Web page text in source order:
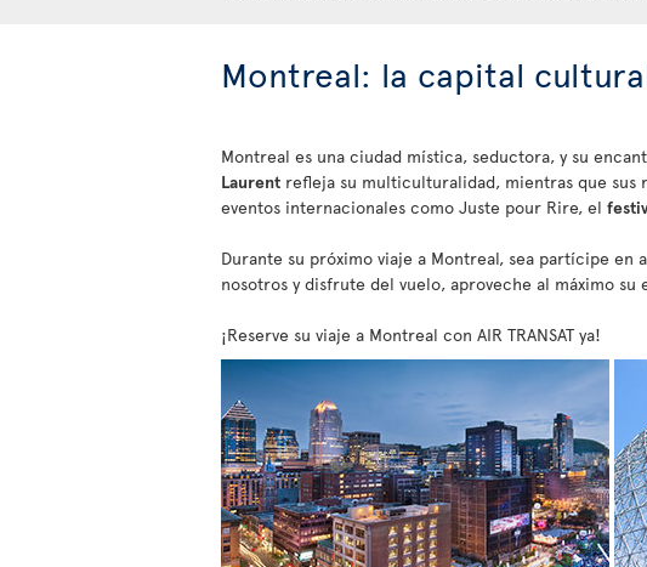
Montreal: la capital
Montreal es una ciudad mística, seductora, y su
Laurent refleja su multiculturalidad, mientras que sus
eventos internacionales como Juste pour Rire, el
Durante su próximo viaje a Montreal, sea partícipe
nosotros y disfrute del vuelo, aproveche al máximo
¡Reserve su viaje a Montreal con AIR TRANSAT ya!